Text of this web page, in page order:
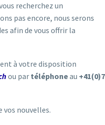
recherchez un
pas encore, nous serons
afin de vous offrir la
à votre disposition
ou par téléphoneau
vos nouvelles.